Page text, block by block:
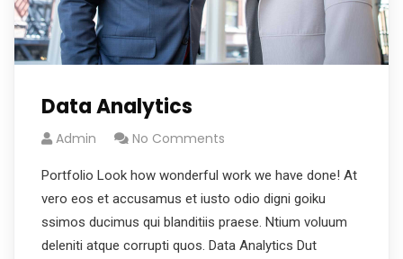
Data Analytics
Admin No Comments
Portfolio Look how wonderful work we have done! At
vero eos et accusamus et iusto odio digni goiku
ssimos ducimus qui blanditiis praese. Ntium voluum
deleniti atque corrupti quos. Data Analytics Dut